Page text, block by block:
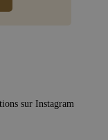
sur Instagram